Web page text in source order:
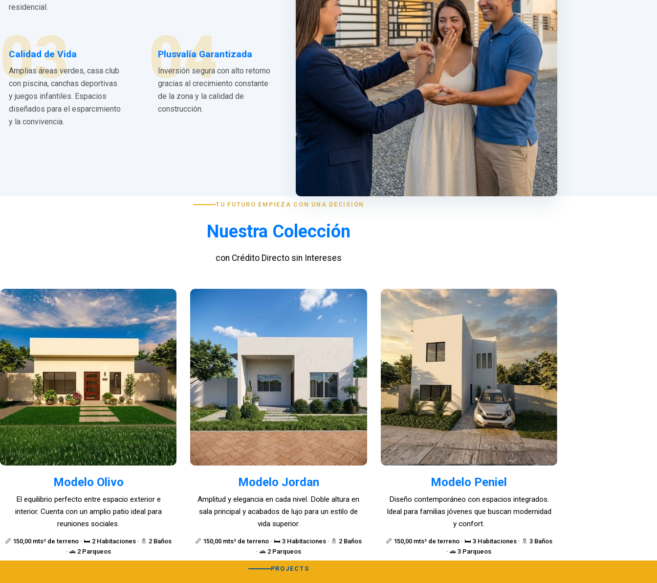
residencial.
03
Calidad de Vida
Amplias áreas verdes, casa club
con piscina, canchas deportivas
y juegos infantiles. Espacios
diseñados para el esparcimiento
y la convivencia.
04
Plusvalía Garantizada
Inversión segura con alto retorno
gracias al crecimiento constante
de la zona y la calidad de
construcción.
TU FUTURO EMPIEZA CON UNA DECISIÓN
Nuestra Colección
con Crédito Directo sin Intereses
Modelo Olivo
📏 150,00 mts² de terreno · 🛏️ 2 Habitaciones · 🚿 2 Baños
· 🚗 2 Parqueos
El equilibrio perfecto entre espacio exterior e
interior. Cuenta con un amplio patio ideal para
reuniones sociales.
Modelo Jordan
📏 150,00 mts² de terreno · 🛏️ 3 Habitaciones · 🚿 2 Baños
· 🚗 2 Parqueos
Amplitud y elegancia en cada nivel. Doble altura en
sala principal y acabados de lujo para un estilo de
vida superior.
Modelo Peniel
📏 150,00 mts² de terreno · 🛏️ 3 Habitaciones · 🚿 3 Baños
· 🚗 3 Parqueos
Diseño contemporáneo con espacios integrados.
Ideal para familias jóvenes que buscan modernidad
y confort.
PROJECTS